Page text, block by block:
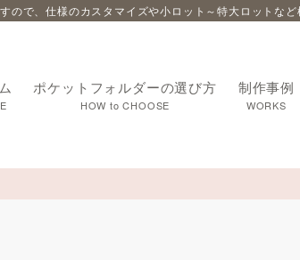
で、仕様のカスタマイズや小ロット～特大ロットなど
ポケットフォルダーの選び方
HOW to CHOOSE
制作事例
WORKS